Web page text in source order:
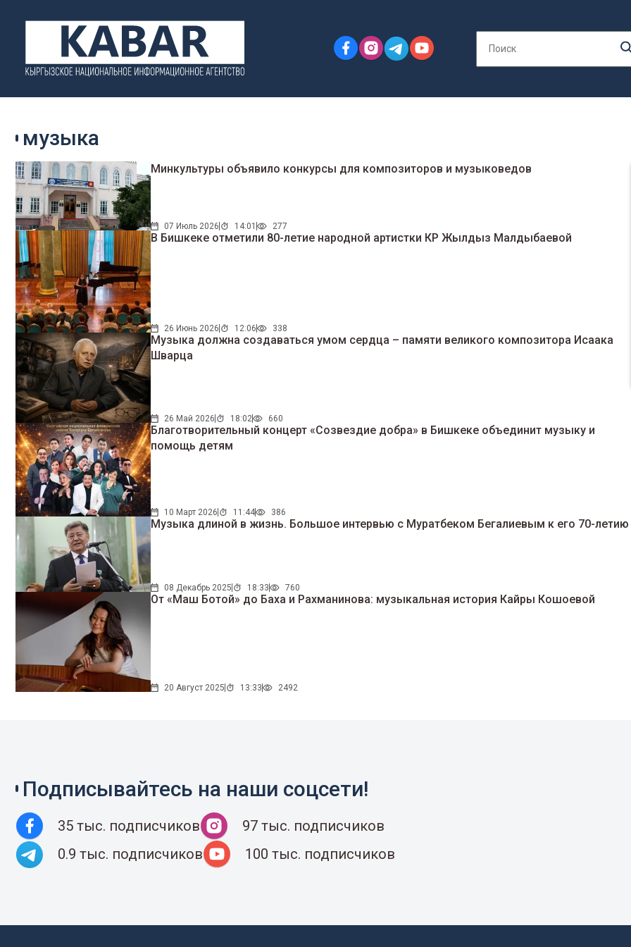
музыка
Минкультуры объявило конкурсы для композиторов и музыковедов
07 Июль 2026 14:01 277
В Бишкеке отметили 80-летие народной артистки КР Жылдыз Малдыбаевой
26 Июнь 2026 12:06 338
Музыка должна создаваться умом сердца – памяти великого композитора Исаака
Шварца
26 Май 2026 18:02 660
Благотворительный концерт «Созвездие добра» в Бишкеке объединит музыку и
помощь детям
10 Март 2026 11:44 386
Музыка длиной в жизнь. Большое интервью с Муратбеком Бегалиевым к его 70-летию
08 Декабрь 2025 18:33 760
От «Маш Ботой» до Баха и Рахманинова: музыкальная история Кайры Кошоевой
20 Август 2025 13:33 2492
Подписывайтесь на наши соцсети!
35 тыс. подписчиков
97 тыс. подписчиков
0.9 тыс. подписчиков
100 тыс. подписчиков